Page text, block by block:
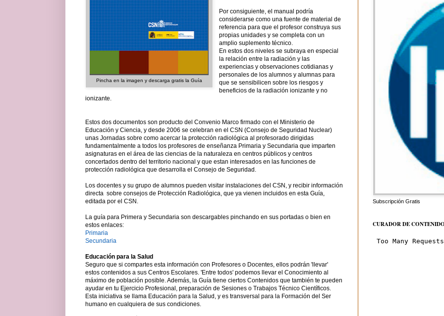
Pincha en la imagen y descarga gratis la Guía
Por consiguiente, el manual podría
considerarse como una fuente de material de
referencia para que el profesor construya sus
propias unidades y se completa con un
amplio suplemento técnico.
En estos dos niveles se subraya en especial
la relación entre la radiación y las
experiencias y observaciones cotidianas y
personales de los alumnos y alumnas para
que se sensibilicen sobre los riesgos y
beneficios de la radiación ionizante y no
ionizante.
Estos dos documentos son producto del Convenio Marco firmado con el Ministerio de
Educación y Ciencia, y desde 2006 se celebran en el CSN (Consejo de Seguridad Nuclear)
unas Jornadas sobre como acercar la protección radiológica al profesorado dirigidas
fundamentalmente a todos los profesores de enseñanza Primaria y Secundaria que imparten
asignaturas en el área de las ciencias de la naturaleza en centros públicos y centros
concertados dentro del territorio nacional y que estan interesados en las funciones de
protección radiológica que desarrolla el Consejo de Seguridad.
Los docentes y su grupo de alumnos pueden visitar instalaciones del CSN, y recibir información
directa sobre consejos de Protección Radiológica, que ya vienen incluidos en esta Guía,
editada por el CSN.
La guía para Primera y Secundaria son descargables pinchando en sus portadas o bien en
estos enlaces:
Primaria
Secundaria
Educación para la Salud
Seguro que si compartes esta información con Profesores o Docentes, ellos podrán 'llevar'
estos contenidos a sus Centros Escolares. 'Entre todos' podemos llevar el Conocimiento al
máximo de población posible. Además, la Guía tiene ciertos Contenidos que también te pueden
ayudar en tu Ejercicio Profesional, preparación de Sesiones o Trabajos Técnico Científicos.
Esta iniciativa se llama Educación para la Salud, y es transversal para la Formación del Ser
humano en cualquiera de sus condiciones.
Subscripción Gratis
CURADOR DE